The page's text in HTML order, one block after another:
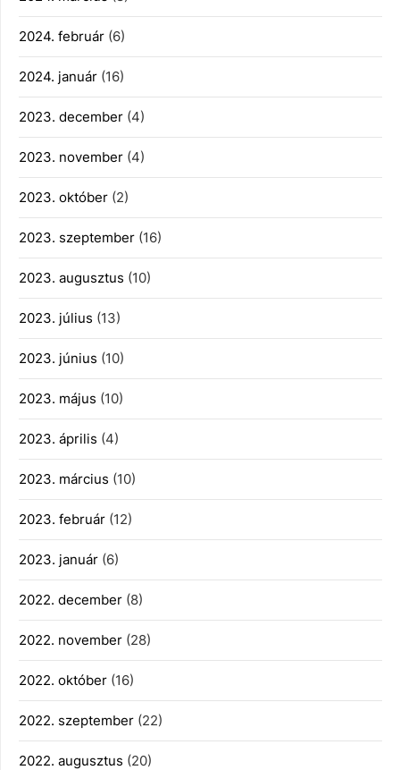
2024. február (6)
2024. január (16)
2023. december (4)
2023. november (4)
2023. október (2)
2023. szeptember (16)
2023. augusztus (10)
2023. július (13)
2023. június (10)
2023. május (10)
2023. április (4)
2023. március (10)
2023. február (12)
2023. január (6)
2022. december (8)
2022. november (28)
2022. október (16)
2022. szeptember (22)
2022. augusztus (20)